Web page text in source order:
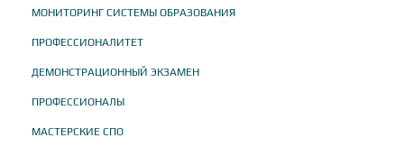
МОНИТОРИНГ СИСТЕМЫ ОБРАЗОВАНИЯ
ПРОФЕССИОНАЛИТЕТ
ДЕМОНСТРАЦИОННЫЙ ЭКЗАМЕН
ПРОФЕССИОНАЛЫ
МАСТЕРСКИЕ СПО